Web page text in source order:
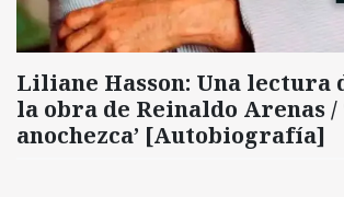
Liliane Hasson: Una lectura
la obra de Reinaldo Arenas /
anochezca’ [Autobiografía]